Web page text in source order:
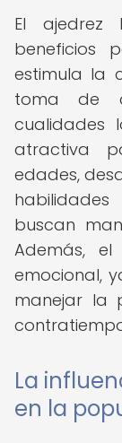
El ajedrez
beneficios
estimula la
toma de
cualidades
atractiva
edades,
buscan
Además,
emocional,
manejar la
La
en la